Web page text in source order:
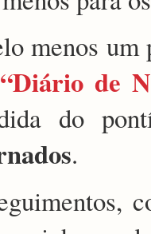
menos um
“Diário de
do
.